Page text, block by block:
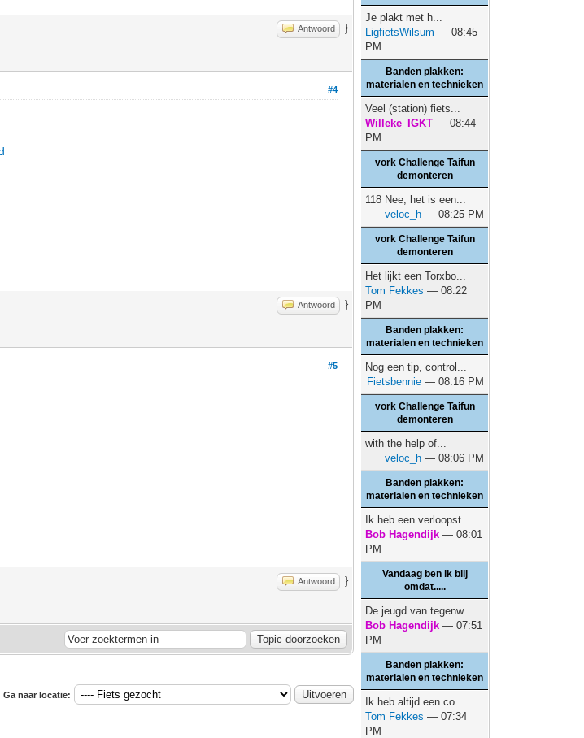
Antwoord }
#4
Antwoord }
#5
Antwoord }
Ga naar locatie:
Je plakt met h...
LigfietsWilsum — 08:45
PM
Banden plakken:
materialen en technieken
Veel (station) fiets...
Willeke_IGKT — 08:44
PM
vork Challenge Taifun
demonteren
118 Nee, het is een...
veloc_h — 08:25 PM
vork Challenge Taifun
demonteren
Het lijkt een Torxbo...
Tom Fekkes — 08:22
PM
Banden plakken:
materialen en technieken
Nog een tip, control...
Fietsbennie — 08:16 PM
vork Challenge Taifun
demonteren
with the help of...
veloc_h — 08:06 PM
Banden plakken:
materialen en technieken
Ik heb een verloopst...
Bob Hagendijk — 08:01
PM
Vandaag ben ik blij
omdat.....
De jeugd van tegenw...
Bob Hagendijk — 07:51
PM
Banden plakken:
materialen en technieken
Ik heb altijd een co...
Tom Fekkes — 07:34
PM